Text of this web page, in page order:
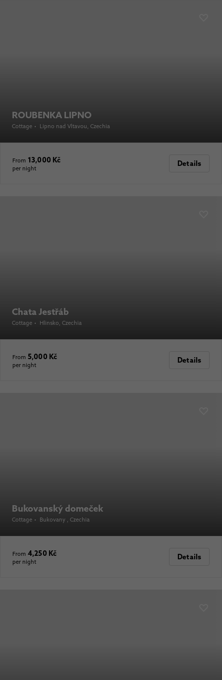
ROUBENKA LIPNO
Cottage • Lipno nad Vltavou, Czechia
From 13,000 Kč
per night
Details
Chata Jestřáb
Cottage • Hlinsko, Czechia
From 5,000 Kč
per night
Details
Bukovanský domeček
Cottage • Bukovany , Czechia
From 4,250 Kč
per night
Details